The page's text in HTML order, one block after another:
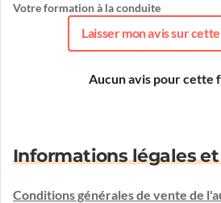
Votre formation à la conduite
Laisser mon avis sur
Aucun avis pour cette
Informations légales
Conditions générales de vente de